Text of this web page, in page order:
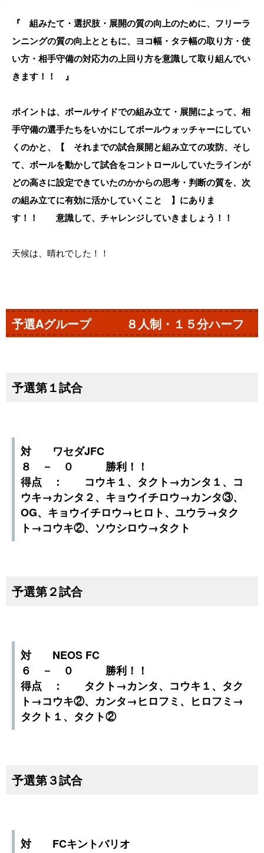
『 組みたて・選択肢・展開の質の向上のために、フリーラ
ンニングの質の向上とともに、ヨコ幅・タテ幅の取り方・使
い方・相手守備の対応力の上回り方を意識して取り組んでい
きます！！ 』
ポイントは、ボールサイドでの組み立て・展開によって、相
手守備の選手たちをいかにしてボールウォッチャーにしてい
くのかと、【 それまでの試合展開と組み立ての攻防、そし
て、ボールを動かして試合をコントロールしていたラインが
どの高さに設定できていたのかからの思考・判断の質を、次
の組み立てに有効に活かしていくこと 】にありま
す！！ 意識して、チャレンジしていきましょう！！
天候は、晴れでした！！
予選Aグループ ８人制・１５分ハーフ
予選第１試合
対 ワセダJFC
８ － ０ 勝利！！
得点 ： コウキ１、タクト→カンタ１、コ
ウキ→カンタ２、キョウイチロウ→カンタ③、
OG、キョウイチロウ→ヒロト、ユウラ→タク
ト→コウキ②、ソウシロウ→タクト
予選第２試合
対 NEOS FC
６ － ０ 勝利！！
得点 ： タクト→カンタ、コウキ１、タク
ト→コウキ②、カンタ→ヒロフミ、ヒロフミ→
タクト１、タクト②
予選第３試合
対 FCキントバリオ